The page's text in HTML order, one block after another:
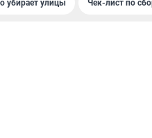
убирает улицы Чек-лист по